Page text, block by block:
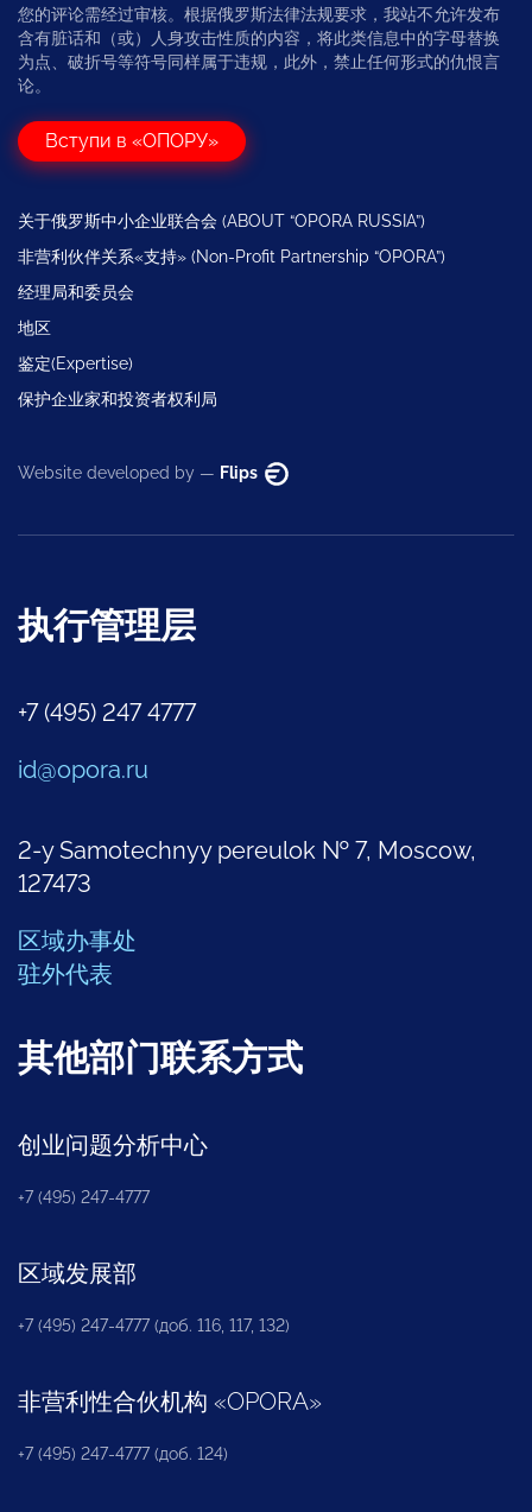
您的评论需经过审核。根据俄罗斯法律法规要求，我站不允许发布
含有脏话和（或）人身攻击性质的内容，将此类信息中的字母替换
为点、破折号等符号同样属于违规，此外，禁止任何形式的仇恨言
论。
Вступи в «ОПОРУ»
关于俄罗斯中小企业联合会 (ABOUT “OPORA RUSSIA”)
非营利伙伴关系«支持» (Non-Profit Partnership “OPORA”)
经理局和委员会
地区
鉴定(Expertise)
保护企业家和投资者权利局
Website developed by — Flips
执行管理层
+7 (495) 247 4777
id@opora.ru
2-y Samotechnyy pereulok № 7, Moscow,
127473
区域办事处
驻外代表
其他部门联系方式
创业问题分析中心
+7 (495) 247-4777
区域发展部
+7 (495) 247-4777 (доб. 116, 117, 132)
非营利性合伙机构 «OPORA»
+7 (495) 247-4777 (доб. 124)